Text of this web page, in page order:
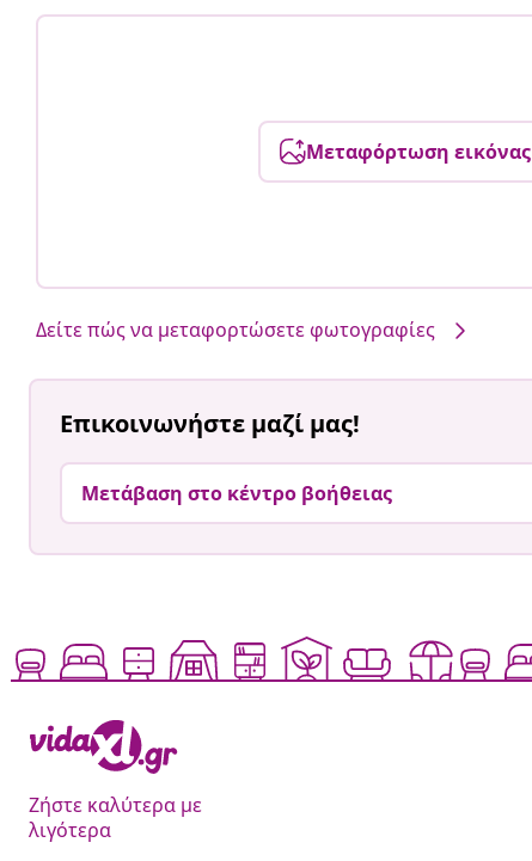
Μεταφόρτωση εικόνας
Δείτε πώς να μεταφορτώσετε φωτογραφίες
Επικοινωνήστε μαζί μας!
Μετάβαση στο κέντρο βοήθειας
Ζήστε καλύτερα με
λιγότερα